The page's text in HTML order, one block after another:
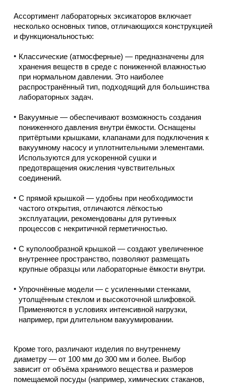
Ассортимент лабораторных эксикаторов включает
несколько основных типов, отличающихся конструкцией
и функциональностью:
Классические (атмосферные) — предназначены для
хранения веществ в среде с пониженной влажностью
при нормальном давлении. Это наиболее
распространённый тип, подходящий для большинства
лабораторных задач.
Вакуумные — обеспечивают возможность создания
пониженного давления внутри ёмкости. Оснащены
притёртыми крышками, клапанами для подключения к
вакуумному насосу и уплотнительными элементами.
Используются для ускоренной сушки и
предотвращения окисления чувствительных
соединений.
С прямой крышкой — удобны при необходимости
частого открытия, отличаются лёгкостью
эксплуатации, рекомендованы для рутинных
процессов с некритичной герметичностью.
С куполообразной крышкой — создают увеличенное
внутреннее пространство, позволяют размещать
крупные образцы или лабораторные ёмкости внутри.
Упрочнённые модели — с усиленными стенками,
утолщённым стеклом и высокоточной шлифовкой.
Применяются в условиях интенсивной нагрузки,
например, при длительном вакуумировании.
Кроме того, различают изделия по внутреннему
диаметру — от 100 мм до 300 мм и более. Выбор
зависит от объёма хранимого вещества и размеров
помещаемой посуды (например, химических стаканов,